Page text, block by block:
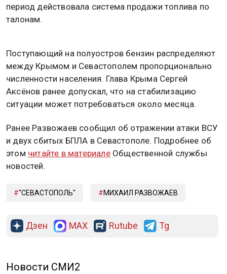
период действовала система продажи топлива по
талонам.
Поступающий на полуостров бензин распределяют
между Крымом и Севастополем пропорционально
численности населения. Глава Крыма Сергей
Аксёнов ранее допускал, что на стабилизацию
ситуации может потребоваться около месяца.
Ранее Развожаев сообщил об отражении атаки ВСУ
и двух сбитых БПЛА в Севастополе. Подробнее об
этом читайте в материалеОбщественной службы
новостей.
"СЕВАСТОПОЛЬ" МИХАИЛ РАЗВОЖАЕВ
Дзен MAX Rutube Tg
Новости СМИ2